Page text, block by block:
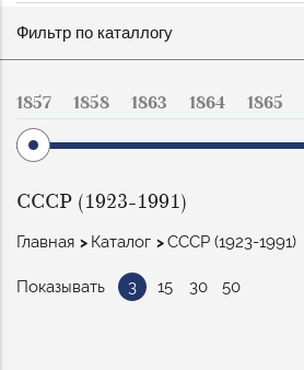
по
Фильтр по каталлогу
1857 1858 1863 1864 1865
СССР (1923-1991)
Строка
навигации
Главная Каталог СССР (1923-1991)
Показывать 3 15 30 50